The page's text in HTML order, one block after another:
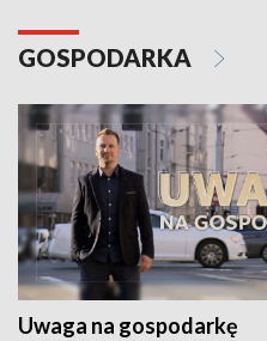
GOSPODARKA
Uwaga na gospodarkę